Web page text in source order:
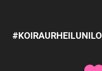
#KOIRAURHEILUNILO